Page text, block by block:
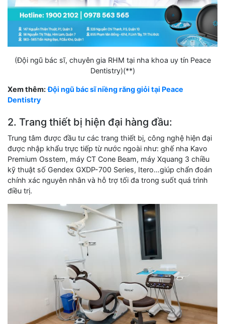
(Đội ngũ bác sĩ, chuyên gia RHM tại nha khoa uy tín Peace
Dentistry)(**)
Xem thêm: Đội ngũ bác sĩ niềng răng giỏi tại Peace
Dentistry
2. Trang thiết bị hiện đại hàng đầu:
Trung tâm được đầu tư các trang thiết bị, công nghệ hiện đại
được nhập khẩu trực tiếp từ nước ngoài như: ghế nha Kavo
Premium Osstem, máy CT Cone Beam, máy Xquang 3 chiều
kỹ thuật số Gendex GXDP-700 Series, Itero…giúp chẩn đoán
chính xác nguyên nhân và hỗ trợ tối đa trong suốt quá trình
điều trị.